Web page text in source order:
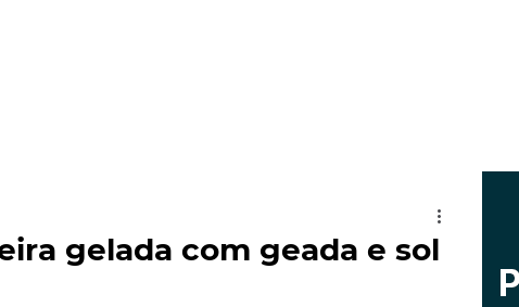
gelada com geada e sol